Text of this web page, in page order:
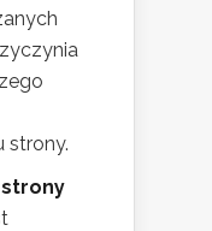
strony.